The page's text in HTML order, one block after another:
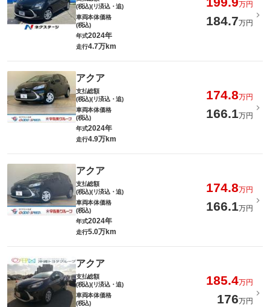
(税込)(リ済込・追)
万円
車両本体価格
(税込)
184.7万円
年式2024年
走行4.7万km
アクア
支払総額
(税込)(リ済込・追)
174.8万円
車両本体価格
(税込)
166.1万円
年式2024年
走行4.9万km
アクア
支払総額
(税込)(リ済込・追)
174.8万円
車両本体価格
(税込)
166.1万円
年式2024年
走行5.0万km
アクア
支払総額
(税込)(リ済込・追)
185.4万円
車両本体価格
(税込)
176万円